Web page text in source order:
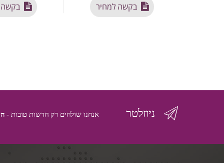
בקשה למחיר בקשה
ניוזלטר אנחנו שולחים רק חדשות טובות -